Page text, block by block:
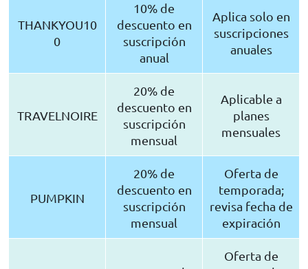
THANKYOU10
0
10% de
descuento en
suscripción
anual
Aplica solo en
suscripciones
anuales
TRAVELNOIRE
20% de
descuento en
suscripción
mensual
Aplicable a
planes
mensuales
PUMPKIN
20% de
descuento en
suscripción
mensual
Oferta de
temporada;
revisa fecha de
expiración
Oferta de